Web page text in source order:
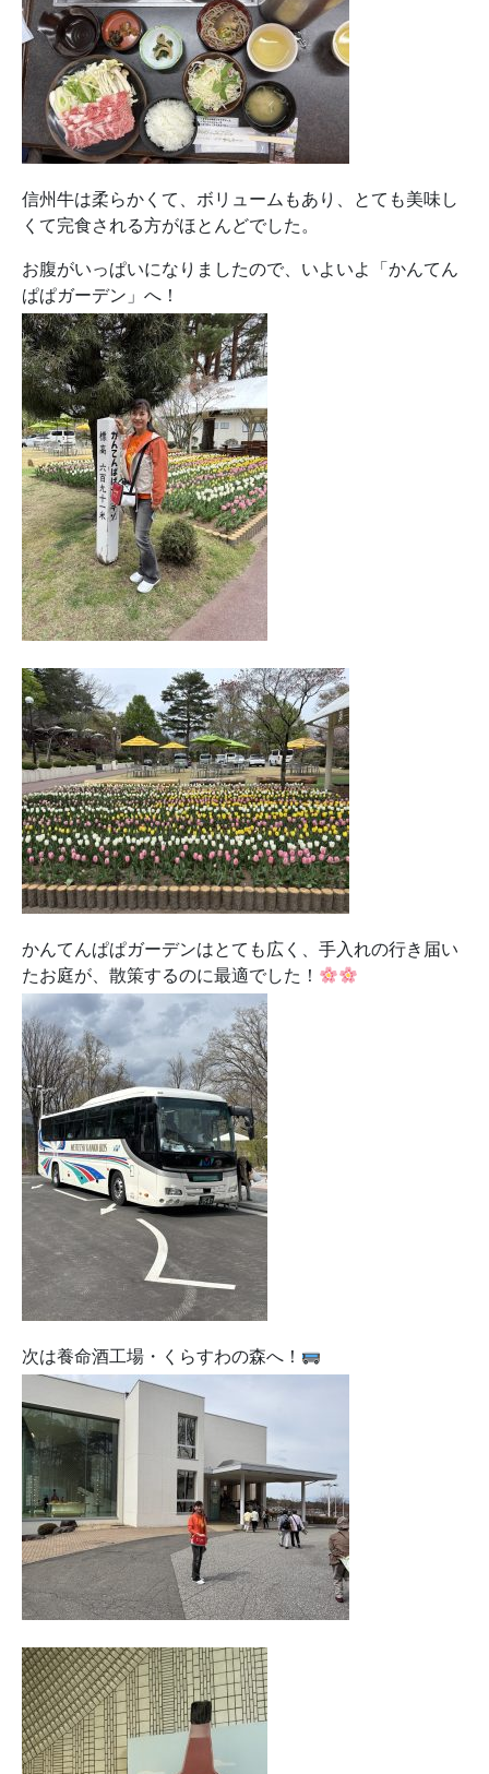
信州牛は柔らかくて、ボリュームもあり、とても美味し
くて完食される方がほとんどでした。
お腹がいっぱいになりましたので、いよいよ「かんてん
ぱぱガーデン」へ！
かんてんぱぱガーデンはとても広く、手入れの行き届い
たお庭が、散策するのに最適でした！
次は養命酒工場・くらすわの森へ！